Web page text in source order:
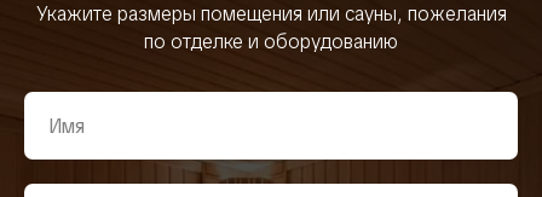
Укажите размеры помещения или сауны, пожелания
по отделке и оборудованию